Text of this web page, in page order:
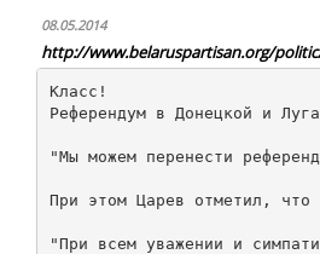
08.05.2014
http://www.belaruspartisan.org/
Класс!
Референдум в Донецкой и
"Мы можем перенести
При этом Царев отметил, что
"При всем уважении и